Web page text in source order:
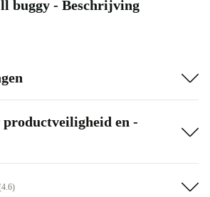
buggy - Beschrijving
en -